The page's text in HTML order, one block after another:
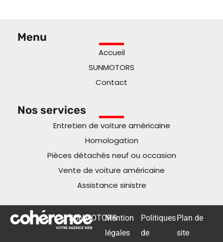
Menu
Accueil
SUNMOTORS
Contact
Nos services
Entretien de voiture américaine
Homologation
Pièces détachés neuf ou occasion
Vente de voiture américaine
Assistance sinistre
SUNMOTORSMention
légales
Politiques
de
Plan de
site